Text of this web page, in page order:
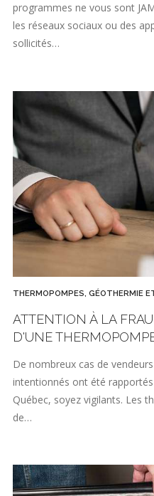
programmes ne vous sont
les réseaux sociaux ou des
sollicités…
THERMOPOMPES, GÉOTHERMIE
ATTENTION À LA
D'UNE
De nombreux cas de
intentionnés ont été
Québec, soyez vigilants. Les
de…